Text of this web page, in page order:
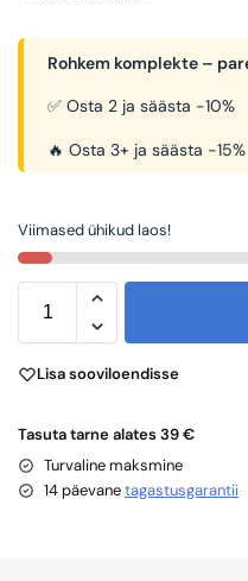
Rohkem komplekte –
✅ Osta 2 ja säästa -10%
🔥 Osta 3+ ja säästa -15%
Viimased ühikud laos!
Lisa sooviloendisse
Tasuta tarne alates 39 €
Turvaline maksmine
14 päevanetagastusgarantii